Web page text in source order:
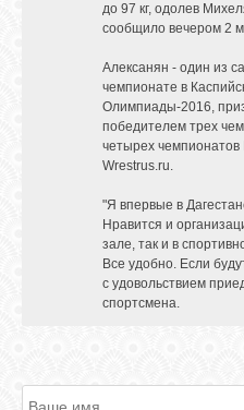
до 97 кг, одолев
сообщило вечером 2
Алексанян - один из
чемпионате в
Олимпиады-2016,
победителем трех
четырех
Wrestrus.ru.
"Я впервые в
Нравится и
зале, так и в
Все удобно. Если
с удовольствием
спортсмена.